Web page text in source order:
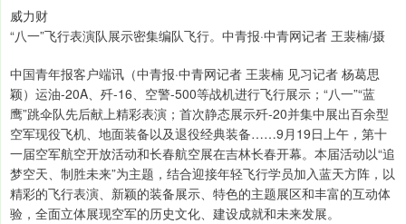
威力财
“八一”飞行表演队展示密集编队飞行。中青报·中青网记者 王裴楠/摄
中国青年报客户端讯（中青报·中青网记者 王裴楠 见习记者 杨葛思
颖）运油-20A、歼-16、空警-500等战机进行飞行展示；“八一”“蓝
鹰”跳伞队先后献上精彩表演；首次静态展示歼-20并集中展出百余型
空军现役飞机、地面装备以及退役经典装备……9月19日上午，第十
一届空军航空开放活动和长春航空展在吉林长春开幕。本届活动以“追
梦空天、制胜未来”为主题，结合迎接年轻飞行学员加入蓝天方阵，以
精彩的飞行表演、新颖的装备展示、特色的主题展区和丰富的互动体
验，全面立体展现空军的历史文化、建设成就和未来发展。